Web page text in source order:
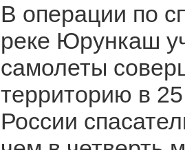
В операции по
реке Юрункаш
самолеты
территорию в
России